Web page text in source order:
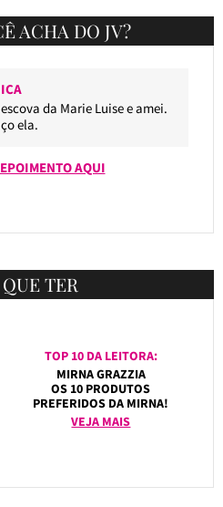
ACHA DO JV?
da Marie Luise e amei.
ela.
AQUI
TER
TOP 10 DA LEITORA:
MIRNA GRAZZIA
OS 10 PRODUTOS
PREFERIDOS DA MIRNA!
VEJA MAIS